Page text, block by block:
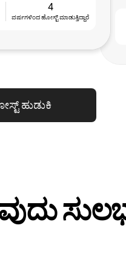
4
ವರ್ಷಗಳಿಂದ ಹೋಸ್ಟ್ ‌ಮಾಡುತ್ತಿದ್ದಾರೆ
ಹುಡುಕಿ